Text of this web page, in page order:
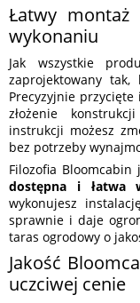
Łatwy
wykonaniu
Jak wszystkie
zaprojektowany
Precyzyjnie
złożenie
instrukcji możesz
bez potrzeby
Filozofia Bloomcabin
dostępna i łatwa
wykonujesz
sprawnie i daje
taras ogrodowy o
Jakość
uczciwej cenie